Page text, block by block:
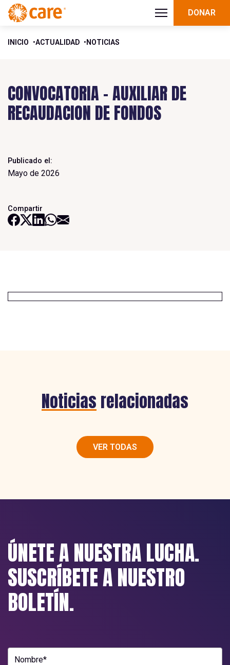
DONAR
INICIO ACTUALIDAD NOTICIAS
CONVOCATORIA – AUXILIAR DE
RECAUDACION DE FONDOS
Publicado el:
Mayo de 2026
Compartir
Noticias relacionadas
VER TODAS
ÚNETE A NUESTRA LUCHA.
SUSCRÍBETE A NUESTRO
BOLETÍN.
Nombre*